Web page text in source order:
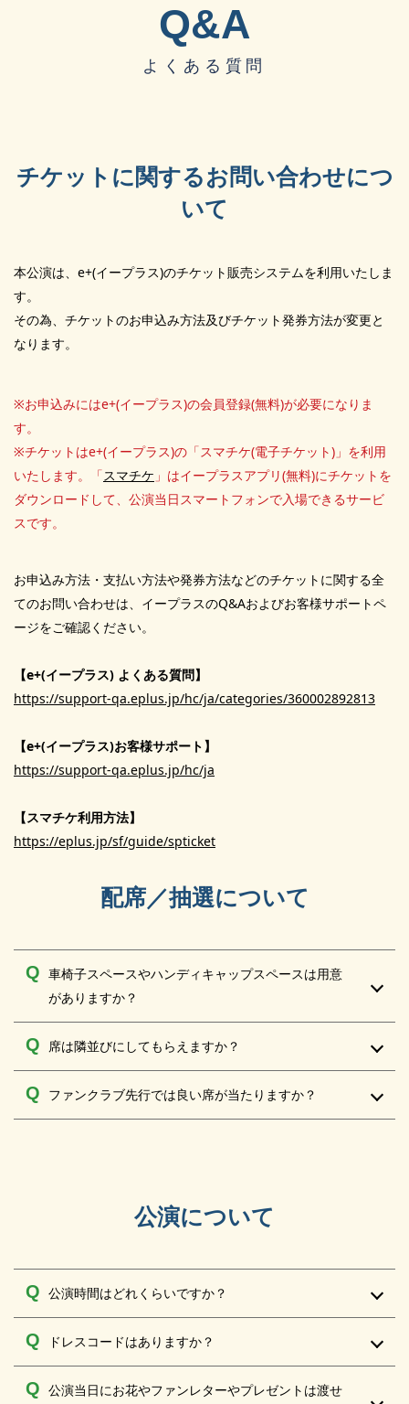
Q&A
よくある質問
チケットに関するお問い合わせにつ
いて
本公演は、e+(イープラス)のチケット販売システムを利用いたしま
す。
その為、チケットのお申込み方法及びチケット発券方法が変更と
なります。
※お申込みにはe+(イープラス)の会員登録(無料)が必要になりま
す。
※チケットはe+(イープラス)の「スマチケ(電子チケット)」を利用
いたします。「スマチケ 」はイープラスアプリ(無料)にチケットを
ダウンロードして、公演当日スマートフォンで入場できるサービ
スです。
お申込み方法・支払い方法や発券方法などのチケットに関する全
てのお問い合わせは、イープラスのQ&Aおよびお客様サポートペ
ージをご確認ください。
【e+(イープラス) よくある質問】
https://support-qa.eplus.jp/hc/ja/categories/360002892813
【e+(イープラス)お客様サポート】
https://support-qa.eplus.jp/hc/ja
【スマチケ利用方法】
https://eplus.jp/sf/guide/spticket
配席／抽選について
車椅子スペースやハンディキャップスペースは用意
がありますか？
席は隣並びにしてもらえますか？
ファンクラブ先行では良い席が当たりますか？
公演について
公演時間はどれくらいですか？
ドレスコードはありますか？
公演当日にお花やファンレターやプレゼントは渡せ